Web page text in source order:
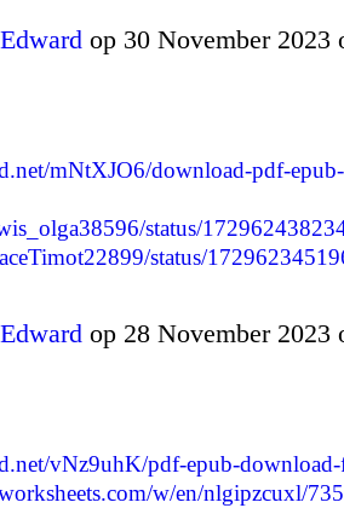
Edward op 30 November
mNtXJO6/download-pdf-
status/
status/
Edward op 28 November
vNz9uhK/pdf-epub-download-
w/en/nlgipzcuxl/